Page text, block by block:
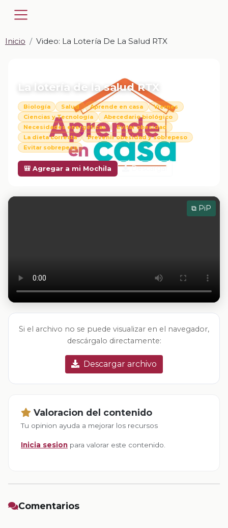
Inicio Video: La Lotería De La Salud RTX
La lotería de la salud RTX
Biología Salud Aprende en casa
Viernes
Ciencias y Tecnología
Abecedario biológico
Necesidades energéticas
Evitar obesidad
La dieta correcta
Prevenir obesidad y sobrepeso
Evitar sobrepeso
🎒 Agregar a mi Mochila Descargar
⧉ PiP
Si el archivo no se puede visualizar en el navegador,
descárgalo directamente:
Descargar archivo
Valoracion del contenido
Tu opinion ayuda a mejorar los recursos
Inicia sesion para valorar este contenido.
Comentarios